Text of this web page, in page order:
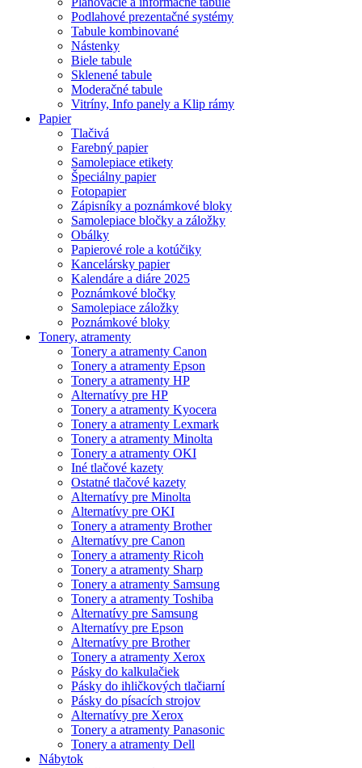
Podlahové prezentačné systémy
Tabule kombinované
Nástenky
Biele tabule
Sklenené tabule
Moderačné tabule
Vitríny, Info panely a Klip rámy
Papier
Tlačivá
Farebný papier
Samolepiace etikety
Špeciálny papier
Fotopapier
Zápisníky a poznámkové bloky
Samolepiace bločky a záložky
Obálky
Papierové role a kotúčiky
Kancelársky papier
Kalendáre a diáre 2025
Poznámkové bločky
Samolepiace záložky
Poznámkové bloky
Tonery, atramenty
Tonery a atramenty Canon
Tonery a atramenty Epson
Tonery a atramenty HP
Alternatívy pre HP
Tonery a atramenty Kyocera
Tonery a atramenty Lexmark
Tonery a atramenty Minolta
Tonery a atramenty OKI
Iné tlačové kazety
Ostatné tlačové kazety
Alternatívy pre Minolta
Alternatívy pre OKI
Tonery a atramenty Brother
Alternatívy pre Canon
Tonery a atramenty Ricoh
Tonery a atramenty Sharp
Tonery a atramenty Samsung
Tonery a atramenty Toshiba
Alternatívy pre Samsung
Alternatívy pre Epson
Alternatívy pre Brother
Tonery a atramenty Xerox
Pásky do kalkulačiek
Pásky do ihličkových tlačiarní
Pásky do písacích strojov
Alternatívy pre Xerox
Tonery a atramenty Panasonic
Tonery a atramenty Dell
Nábytok